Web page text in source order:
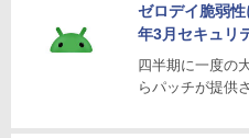
ゼロデイ脆弱
年3月セキュリ
四半期に一度の
らパッチが提供